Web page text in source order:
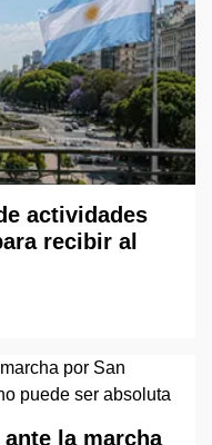
actividades
recibir al
la marcha